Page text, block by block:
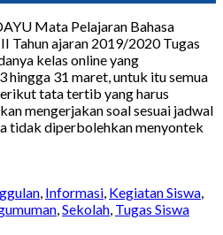
Mata Pelajaran Bahasa
Tahun ajaran 2019/2020 Tugas
kelas online yang
hingga 31 maret, untuk itu semua
tata tertib yang harus
mengerjakan soal sesuai jadwal
tidak diperbolehkan menyontek
, Informasi, Kegiatan Siswa,
,Sekolah, Tugas Siswa